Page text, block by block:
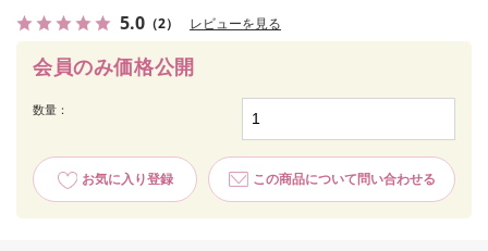
5.0 （2） レビューを見る
会員のみ価格公開
数量：
お気に入り登録 この商品について問い合わせる